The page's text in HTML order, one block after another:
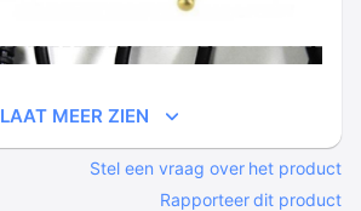
LAAT MEER ZIEN
Stel een vraag over het product
Rapporteer dit product